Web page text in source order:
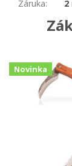
Záruka: 2
Novinka